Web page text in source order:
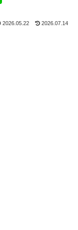
2026.05.22 2026.07.14